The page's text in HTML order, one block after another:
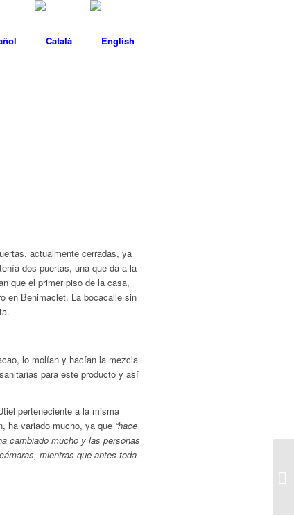
actualmente cerradas, ya
dos puertas, una que da a la
que el primer piso de la casa,
en Benimaclet. La bocacalle sin
lo molían y hacían la mezcla
para este producto y así
perteneciente a la misma
ha variado mucho, ya que “hace
cambiado mucho y las personas
mientras que antes toda